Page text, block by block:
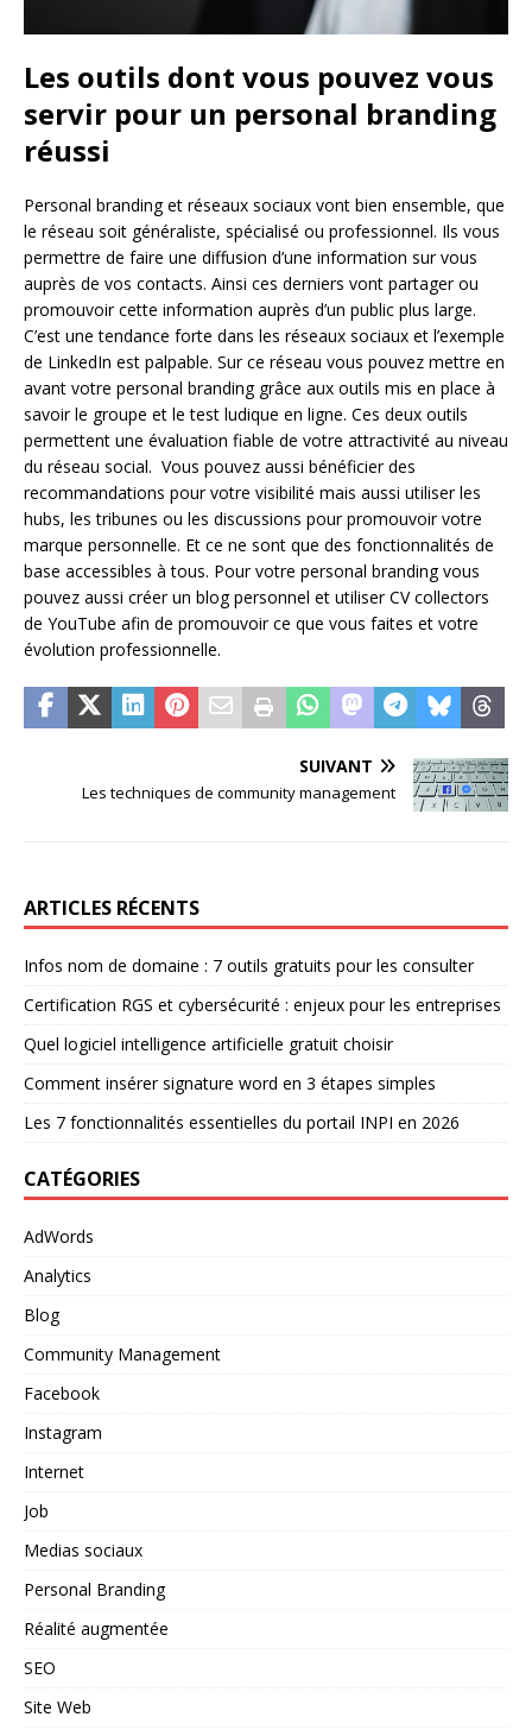
Les outils dont vous pouvez vous
servir pour un personal branding
réussi
Personal branding et réseaux sociaux vont bien ensemble, que
le réseau soit généraliste, spécialisé ou professionnel. Ils vous
permettre de faire une diffusion d’une information sur vous
auprès de vos contacts. Ainsi ces derniers vont partager ou
promouvoir cette information auprès d’un public plus large.
C’est une tendance forte dans les réseaux sociaux et l’exemple
de LinkedIn est palpable. Sur ce réseau vous pouvez mettre en
avant votre personal branding grâce aux outils mis en place à
savoir le groupe et le test ludique en ligne. Ces deux outils
permettent une évaluation fiable de votre attractivité au niveau
du réseau social. Vous pouvez aussi bénéficier des
recommandations pour votre visibilité mais aussi utiliser les
hubs, les tribunes ou les discussions pour promouvoir votre
marque personnelle. Et ce ne sont que des fonctionnalités de
base accessibles à tous. Pour votre personal branding vous
pouvez aussi créer un blog personnel et utiliser CV collectors
de YouTube afin de promouvoir ce que vous faites et votre
évolution professionnelle.
SUIVANT
Les techniques de community management
ARTICLES RÉCENTS
Infos nom de domaine : 7 outils gratuits pour les consulter
Certification RGS et cybersécurité : enjeux pour les entreprises
Quel logiciel intelligence artificielle gratuit choisir
Comment insérer signature word en 3 étapes simples
Les 7 fonctionnalités essentielles du portail INPI en 2026
CATÉGORIES
AdWords
Analytics
Blog
Community Management
Facebook
Instagram
Internet
Job
Medias sociaux
Personal Branding
Réalité augmentée
SEO
Site Web